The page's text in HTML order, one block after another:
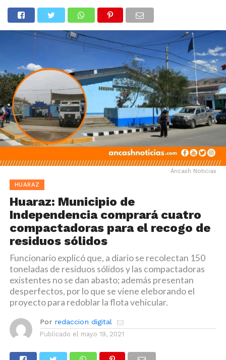
Áncash Noticias
HUARAZ
Huaraz: Municipio de
Independencia comprará cuatro
compactadoras para el recogo de
residuos sólidos
Funcionario explicó que, a diario se recolectan 150
toneladas de residuos sólidos y las compactadoras
existentes no se dan abasto; además presentan
desperfectos, por lo que se viene eleborando el
proyecto para redoblar la flota vehicular.
Por redaccion digital
Publicado el mayo 19, 2021